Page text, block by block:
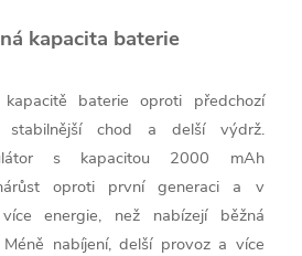
kapacita baterie
baterie oproti předchozí
stabilnější chod a delší výdrž.
s kapacitou 2000 mAh
oproti první generaci a v
energie, než nabízejí běžná
Méně nabíjení, delší provoz a více